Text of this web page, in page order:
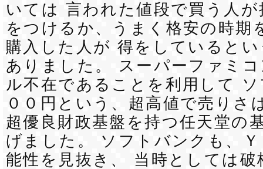
いては 言われた値段で買う人
をつけるか、うまく格安の時期
購入した人が 得をしていると
ありました。 スーパーファミ
ル不在であることを利用して
００円という、超高値で売りさ
超優良財政基盤を持つ任天堂の
げました。 ソフトバンクも、
能性を見抜き、 当時としては破